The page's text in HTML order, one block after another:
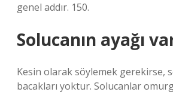
genel addır. 150.
Solucanın ayağı
Kesin olarak söylemek gerekirse,
bacakları yoktur. Solucanlar